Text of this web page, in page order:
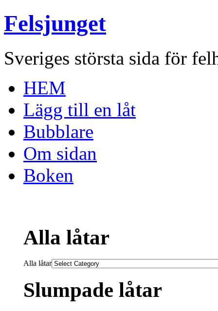
Felsjunget
Sveriges största sida för
HEM
Lägg till en låt
Bubblare
Om sidan
Boken
Alla låtar
Alla låtar
Slumpade låtar